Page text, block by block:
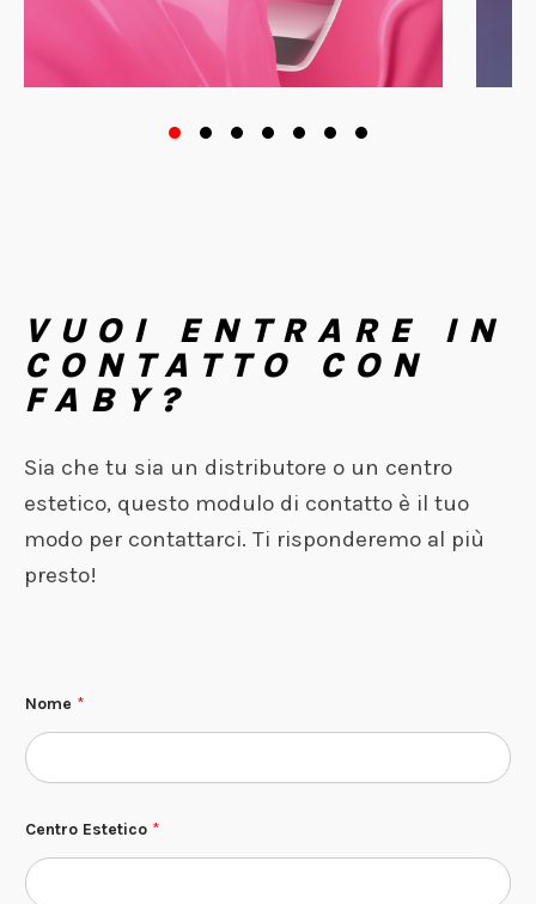
VUOI ENTRARE IN
CONTATTO CON
FABY?
Sia che tu sia un distributore o un centro
estetico, questo modulo di contatto è il tuo
modo per contattarci. Ti risponderemo al più
presto!
Nome *
o
e
d
Centro Estetico *